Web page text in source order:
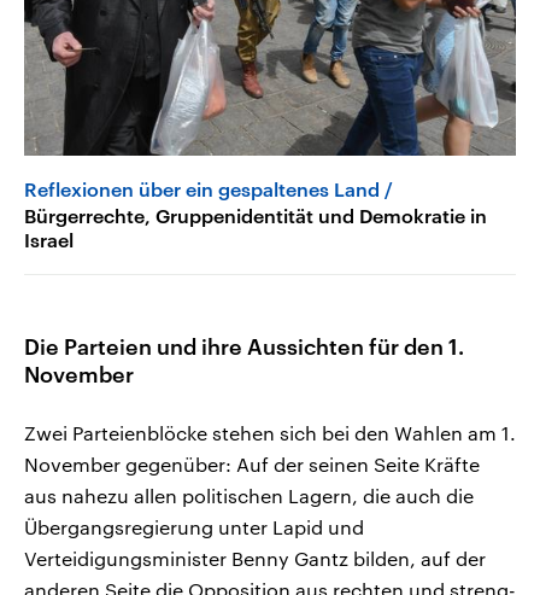
Reflexionen über ein gespaltenes Land
Bürgerrechte, Gruppenidentität und Demokratie in
Israel
Die Parteien und ihre Aussichten für den 1.
November
Zwei Parteienblöcke stehen sich bei den Wahlen am 1.
November gegenüber: Auf der seinen Seite Kräfte
aus nahezu allen politischen Lagern, die auch die
Übergangsregierung unter Lapid und
Verteidigungsminister Benny Gantz bilden, auf der
anderen Seite die Opposition aus rechten und streng-